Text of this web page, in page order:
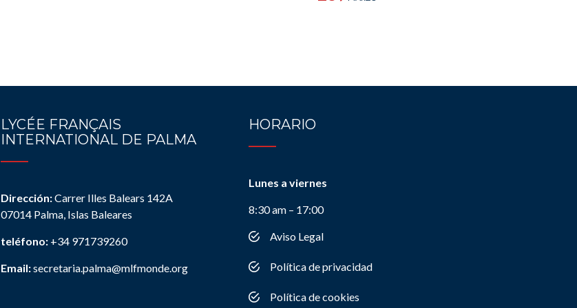
LYCÉE FRANÇAIS
INTERNATIONAL DE PALMA
Dirección:Carrer Illes Balears 142A
07014 Palma, Islas Baleares
teléfono: +34 971739260
Email:secretaria.palma@mlfmonde.org
HORARIO
Lunes a viernes
8:30 am – 17:00
Aviso Legal
Política de privacidad
Política de cookies